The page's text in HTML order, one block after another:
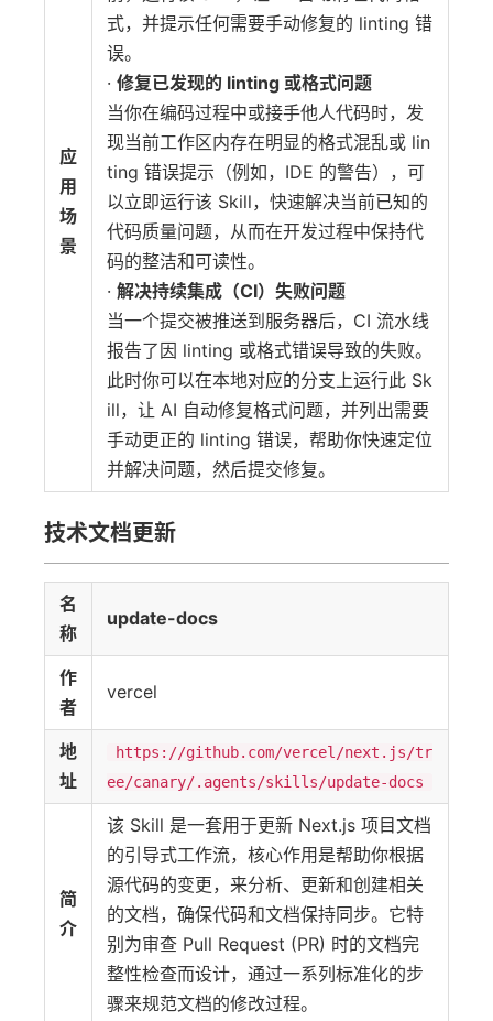
应
用
场
景
式，并提示任何需要手动修复的 linting 错
误。
· 修复已发现的 linting 或格式问题
当你在编码过程中或接手他人代码时，发
现当前工作区内存在明显的格式混乱或 lin
ting 错误提示（例如，IDE 的警告），可
以立即运行该 Skill，快速解决当前已知的
代码质量问题，从而在开发过程中保持代
码的整洁和可读性。
· 解决持续集成（CI）失败问题
当一个提交被推送到服务器后，CI 流水线
报告了因 linting 或格式错误导致的失败。
此时你可以在本地对应的分支上运行此 Sk
ill，让 AI 自动修复格式问题，并列出需要
手动更正的 linting 错误，帮助你快速定位
并解决问题，然后提交修复。
技术文档更新
名
称
update-docs
作
者
vercel
地
址
https://github.com/vercel/next.js/tr
ee/canary/.agents/skills/update-docs
简
介
该 Skill 是一套用于更新 Next.js 项目文档
的引导式工作流，核心作用是帮助你根据
源代码的变更，来分析、更新和创建相关
的文档，确保代码和文档保持同步。它特
别为审查 Pull Request (PR) 时的文档完
整性检查而设计，通过一系列标准化的步
骤来规范文档的修改过程。